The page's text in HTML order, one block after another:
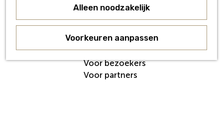
Alleen noodzakelijk
Voorkeuren aanpassen
Veelgestelde Vragen
Over ons
Werken bij
Voor bezoekers
Voor partners